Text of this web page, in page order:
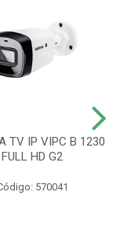
TV IP VIPC B 1230
FULL HD G2
570041